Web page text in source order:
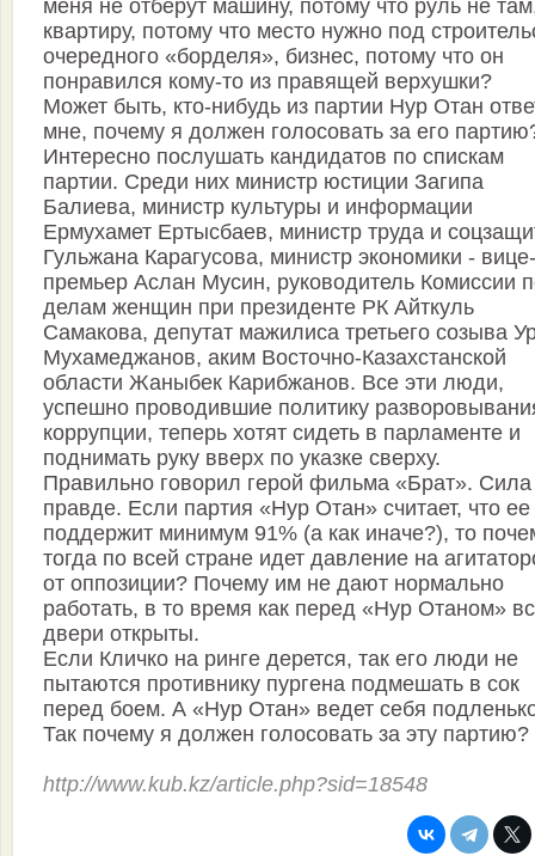
меня не отберут машину, потому что руль не
квартиру, потому что место нужно под
очередного «борделя», бизнес, потому что он
понравился кому-то из правящей верхушки?
Может быть, кто-нибудь из партии Нур Отан
мне, почему я должен голосовать за его
Интересно послушать кандидатов по спискам
партии. Среди них министр юстиции Загипа
Балиева, министр культуры и информации
Ермухамет Ертысбаев, министр труда и
Гульжана Карагусова, министр экономики - вице-
премьер Аслан Мусин, руководитель Комиссии
делам женщин при президенте РК Айткуль
Самакова, депутат мажилиса третьего созыва
Мухамеджанов, аким Восточно-Казахстанской
области Жаныбек Карибжанов. Все эти люди,
успешно проводившие политику
коррупции, теперь хотят сидеть в парламенте и
поднимать руку вверх по указке сверху.
Правильно говорил герой фильма «Брат».
правде. Если партия «Нур Отан» считает, что ее
поддержит минимум 91% (а как иначе?), то
тогда по всей стране идет давление на
от оппозиции? Почему им не дают нормально
работать, в то время как перед «Нур Отаном»
двери открыты.
Если Кличко на ринге дерется, так его люди не
пытаются противнику пургена подмешать в сок
перед боем. А «Нур Отан» ведет себя
Так почему я должен голосовать за эту партию?
http://www.kub.kz/article.php?sid=18548